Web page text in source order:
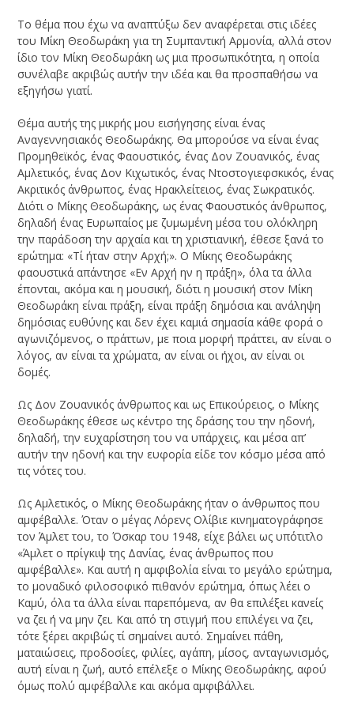
Το θέμα που έχω να αναπτύξω δεν αναφέρεται στις ιδέες
του Μίκη Θεοδωράκη για τη Συμπαντική Αρμονία, αλλά στον
ίδιο τον Μίκη Θεοδωράκη ως μια προσωπικότητα, η οποία
συνέλαβε ακριβώς αυτήν την ιδέα και θα προσπαθήσω να
εξηγήσω γιατί.
Θέμα αυτής της μικρής μου εισήγησης είναι ένας
Αναγεννησιακός Θεοδωράκης. Θα μπορούσε να είναι ένας
Προμηθεϊκός, ένας Φαουστικός, ένας Δον Ζουανικός, ένας
Αμλετικός, ένας Δον Κιχωτικός, ένας Ντοστογιεφσκικός, ένας
Ακριτικός άνθρωπος, ένας Ηρακλείτειος, ένας Σωκρατικός.
Διότι ο Μίκης Θεοδωράκης, ως ένας Φαουστικός άνθρωπος,
δηλαδή ένας Ευρωπαίος με ζυμωμένη μέσα του ολόκληρη
την παράδοση την αρχαία και τη χριστιανική, έθεσε ξανά το
ερώτημα: «Τί ήταν στην Αρχή;». Ο Μίκης Θεοδωράκης
φαουστικά απάντησε «Εν Αρχή ην η πράξη», όλα τα άλλα
έπονται, ακόμα και η μουσική, διότι η μουσική στον Μίκη
Θεοδωράκη είναι πράξη, είναι πράξη δημόσια και ανάληψη
δημόσιας ευθύνης και δεν έχει καμιά σημασία κάθε φορά ο
αγωνιζόμενος, ο πράττων, με ποια μορφή πράττει, αν είναι ο
λόγος, αν είναι τα χρώματα, αν είναι οι ήχοι, αν είναι οι
δομές.
Ως Δον Ζουανικός άνθρωπος και ως Επικούρειος, ο Μίκης
Θεοδωράκης έθεσε ως κέντρο της δράσης του την ηδονή,
δηλαδή, την ευχαρίστηση του να υπάρχεις, και μέσα απ’
αυτήν την ηδονή και την ευφορία είδε τον κόσμο μέσα από
τις νότες του.
Ως Αμλετικός, ο Μίκης Θεοδωράκης ήταν ο άνθρωπος που
αμφέβαλλε. Όταν ο μέγας Λόρενς Ολίβιε κινηματογράφησε
τον Άμλετ του, το Όσκαρ του 1948, είχε βάλει ως υπότιτλο
«Άμλετ ο πρίγκιψ της Δανίας, ένας άνθρωπος που
αμφέβαλλε». Και αυτή η αμφιβολία είναι το μεγάλο ερώτημα,
το μοναδικό φιλοσοφικό πιθανόν ερώτημα, όπως λέει ο
Καμύ, όλα τα άλλα είναι παρεπόμενα, αν θα επιλέξει κανείς
να ζει ή να μην ζει. Και από τη στιγμή που επιλέγει να ζει,
τότε ξέρει ακριβώς τί σημαίνει αυτό. Σημαίνει πάθη,
ματαιώσεις, προδοσίες, φιλίες, αγάπη, μίσος, ανταγωνισμός,
αυτή είναι η ζωή, αυτό επέλεξε ο Μίκης Θεοδωράκης, αφού
όμως πολύ αμφέβαλλε και ακόμα αμφιβάλλει.